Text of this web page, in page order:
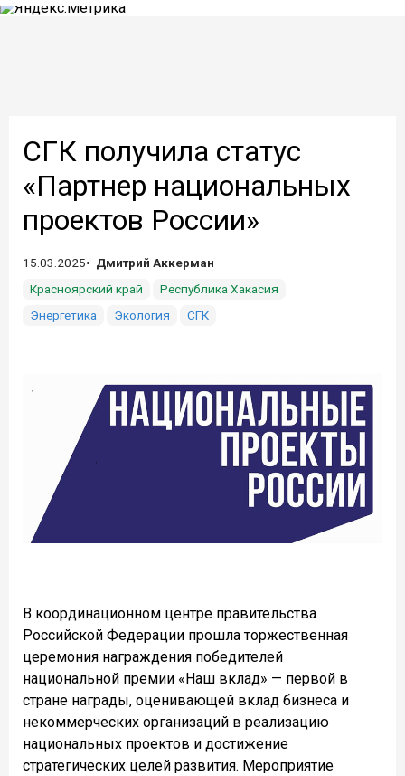
СГК получила статус
«Партнер национальных
проектов России»
15.03.2025
Дмитрий Аккерман
Красноярский край
Республика Хакасия
Энергетика
Экология СГК
В координационном центре правительства
Российской Федерации прошла торжественная
церемония награждения победителей
национальной премии «Наш вклад» — первой в
стране награды, оценивающей вклад бизнеса и
некоммерческих организаций в реализацию
национальных проектов и достижение
стратегических целей развития. Мероприятие